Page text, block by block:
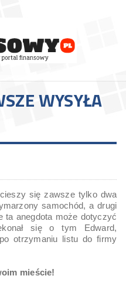
WYSYŁA
się zawsze tylko dwa
samochód, a drugi
ta anegdota może dotyczyć
się o tym Edward,
otrzymaniu listu do firmy
mieście!